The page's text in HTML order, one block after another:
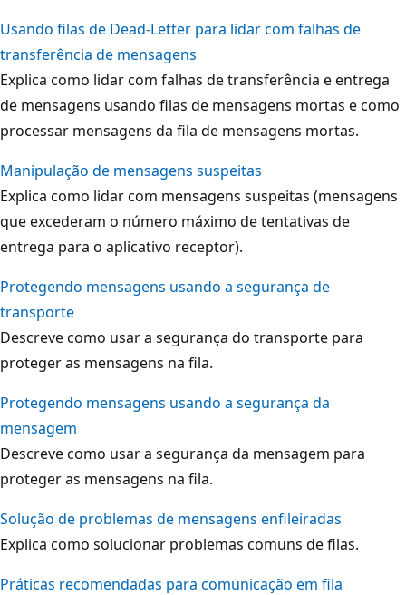
Usando filas de Dead-Letter para lidar com falhas de
transferência de mensagens
Explica como lidar com falhas de transferência e entrega
de mensagens usando filas de mensagens mortas e como
processar mensagens da fila de mensagens mortas.
Manipulação de mensagens suspeitas
Explica como lidar com mensagens suspeitas (mensagens
que excederam o número máximo de tentativas de
entrega para o aplicativo receptor).
Protegendo mensagens usando a segurança de
transporte
Descreve como usar a segurança do transporte para
proteger as mensagens na fila.
Protegendo mensagens usando a segurança da
mensagem
Descreve como usar a segurança da mensagem para
proteger as mensagens na fila.
Solução de problemas de mensagens enfileiradas
Explica como solucionar problemas comuns de filas.
Práticas recomendadas para comunicação em fila